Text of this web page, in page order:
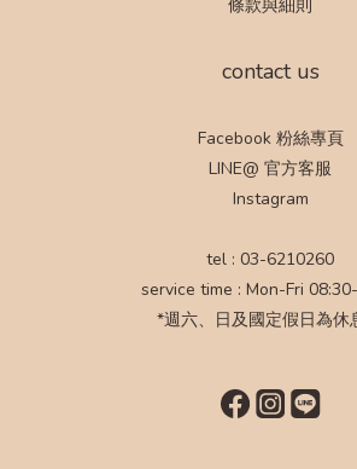
條款與細則
contact us
Facebook 粉絲專頁
LINE@ 官方客服
Instagram
tel : 03-6210260
service time : Mon-Fri
*週六、日及國定假日為休